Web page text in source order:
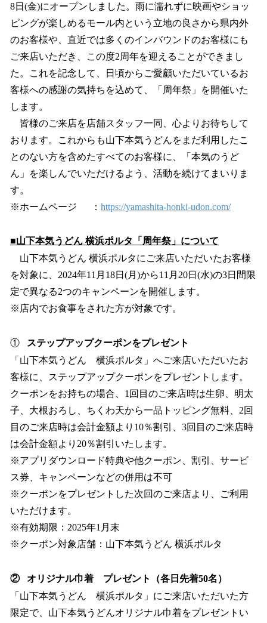
8日(金)にオープンしました。雨に濡れずに映画やショッ
ピングが楽しめるモール内という立地の良さから県内外
のお客様や、直近では多くのインバウンドのお客様にも
ご来店いただき、この度2周年を迎えることができまし
た。これを記念して、日頃からご愛顧いただいているお
客様への感謝の気持ちを込めて、「周年祭」を開催いた
します。
皆様のご来店を店舗スタッフ一同、心よりお待ちして
おります。これからも山下本気うどんをまだ利用したこ
とのない方を含めたすべてのお客様に、「本気のうど
ん」を楽しんでいただけるよう、活動を続けてまいりま
す。
※ホームページ ： https://yamashita-honki-udon.com/
■山下本気うどん 横浜ポルタ「周年祭」について
山下本気うどん 横浜ポルタにご来店いただいたお客様
を対象に、2024年11月18日(月)から11月20日(水)の3日間限
定で異なる2つのキャンペーンを開催します。
※店内でお食事をされた方が対象です。
①
ステップアップクーポンをプレゼント
「山下本気うどん 横浜ポルタ」へご来店いただいたお
客様に、ステップアップクーポンをプレゼントします。
クーポンをお持ちの場合、1回目のご来店時は生卵、明太
子、大根おろし、ちくわ天から一品トッピング無料、2回
目のご来店時は会計金額より10％割引、3回目のご来店時
は会計金額より20％割引いたします。
※アプリダウンロード特典や他クーポン、割引、サービ
ス券、キャンペーンなどの併用は不可
※クーポンをプレゼントした次回のご来店より、ご利用
いただけます。
※有効期限：2025年1月末
※クーポン対象店舗：山下本気うどん 横浜ポルタ
② オリジナル巾着 プレゼント（各日先着50名）
「山下本気うどん 横浜ポルタ」にご来店いただいた方
限定で、山下本気うどんオリジナル巾着をプレゼントい